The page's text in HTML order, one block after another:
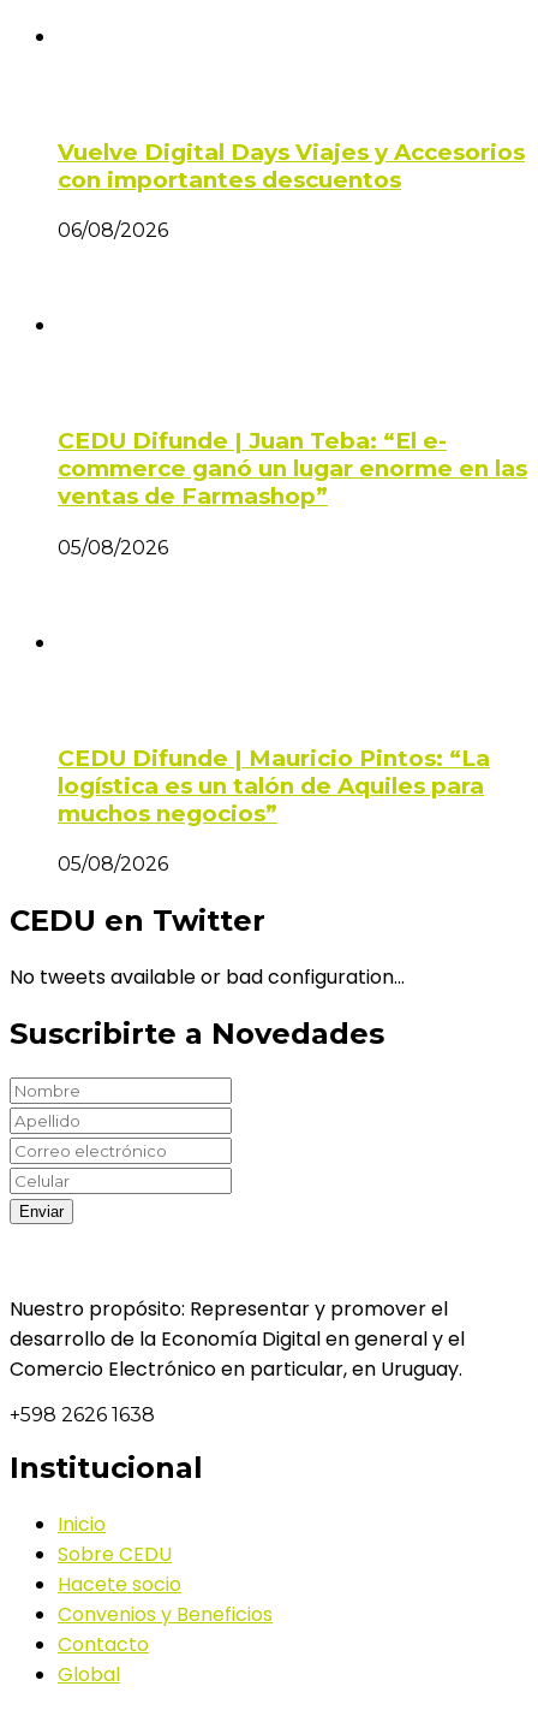
Vuelve Digital Days Viajes y Accesorios
con importantes descuentos
06/08/2026
CEDU Difunde | Juan Teba: “El e-
commerce ganó un lugar enorme en las
ventas de Farmashop”
05/08/2026
CEDU Difunde | Mauricio Pintos: “La
logística es un talón de Aquiles para
muchos negocios”
05/08/2026
CEDU en Twitter
No tweets available or bad configuration...
Suscribirte a Novedades
Nuestro propósito: Representar y promover el
desarrollo de la Economía Digital en general y el
Comercio Electrónico en particular, en Uruguay.
+598 2626 1638
Institucional
Inicio
Sobre CEDU
Hacete socio
Convenios y Beneficios
Contacto
Global